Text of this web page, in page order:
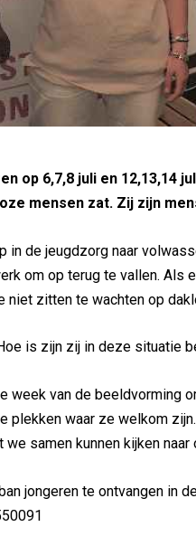
op 6,7,8 juli en 12,13,14
mensen zat. Zij zijn
in de jeugdzorg naar
om op terug te vallen.
niet zitten te wachten op
is zijn zij in deze situatie
week van de beeldvorming
plekken waar ze welkom
samen kunnen kijken naar
jongeren te ontvangen in